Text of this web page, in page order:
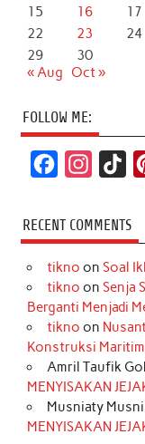
15
16 17
22
23 24
29
30
« Aug
Oct »
FOLLOW ME:
c
e
b
o
k
s
t
a
r
a
m
k
T
o
k
RECENT COMMENTS
tikno on Soal
tikno on Senja
Berganti Menjadi
tikno on
Konstruksi
Amril Taufik
MENYISAKAN
Musniaty Musni
MENYISAKAN